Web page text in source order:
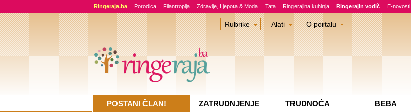
Ringeraja.ba Porodica Filantropija Zdravlje, Ljepota & Moda Tata Ringerajina kuhinja Ringerajin vodič E-novosti
Rubrike Alati O portalu
POSTANI ČLAN! ZATRUDNJENJE TRUDNOĆA BEBA